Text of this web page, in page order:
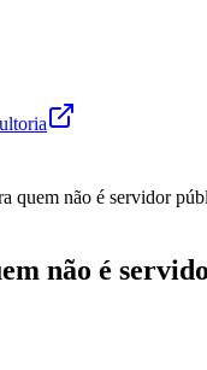
quem não é servidor
não é